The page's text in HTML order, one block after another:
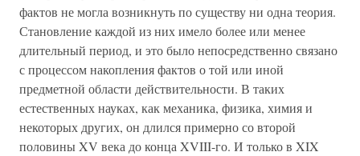
фактов не могла возникнуть по существу ни одна теория.
Становление каждой из них имело более или менее
длительный период, и это было непосредственно связано
с процессом накопления фактов о той или иной
предметной области действительности. В таких
естественных науках, как механика, физика, химия и
некоторых других, он длился примерно со второй
половины XV века до конца XVIII-го. И только в XIX